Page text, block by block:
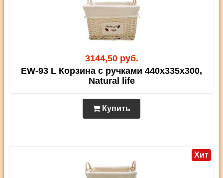
3144,50 руб.
EW-93 L Корзина с ручками 440х335х300,
Natural life
Купить
Хит